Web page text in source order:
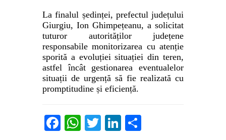
La finalul ședinței, prefectul județului
Giurgiu, Ion Ghimpețeanu, a solicitat
tuturor autorităților județene
responsabile monitorizarea cu atenție
sporită a evoluției situației din teren,
astfel încât gestionarea eventualelor
situații de urgență să fie realizată cu
promptitudine și eficiență.
Facebook
WhatsApp
TwitterLinkedIn